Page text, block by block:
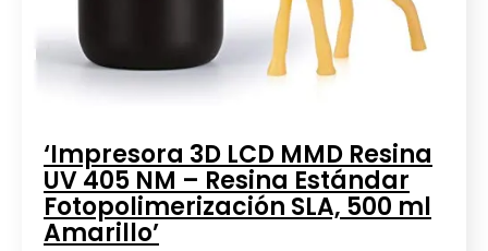
‘Impresora 3D LCD MMD Resina
UV 405 NM – Resina Estándar
Fotopolimerización SLA, 500 ml
Amarillo’